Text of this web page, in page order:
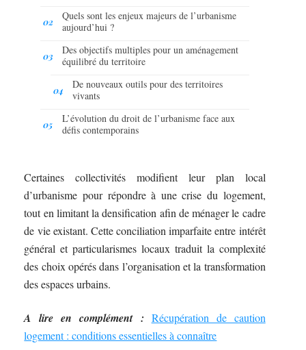
Quels sont les enjeux majeurs de l’urbanisme
aujourd’hui ?
Des objectifs multiples pour un aménagement
équilibré du territoire
De nouveaux outils pour des territoires
vivants
L’évolution du droit de l’urbanisme face aux
défis contemporains
Certaines collectivités modifient leur plan local
d’urbanisme pour répondre à une crise du logement,
tout en limitant la densification afin de ménager le cadre
de vie existant. Cette conciliation imparfaite entre intérêt
général et particularismes locaux traduit la complexité
des choix opérés dans l’organisation et la transformation
des espaces urbains.
A lire en complément : Récupération de caution
logement : conditions essentielles à connaître